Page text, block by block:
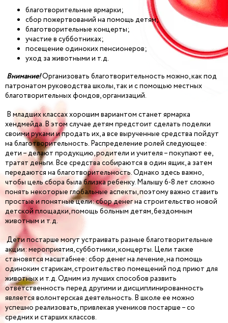
благотворительные ярмарки;
сбор пожертвований на помощь детям;
благотворительные концерты;
участие в субботниках;
посещение одиноких пенсионеров;
уход за животными и т.д.
Внимание!Организовать благотворительность можно, как под
патронатом руководства школы, так и с помощью местных
благотворительных фондов, организаций.
В младших классах хорошим вариантом станет ярмарка
хендмейда. В этом случае детям предстоит сделать поделки
своими руками и продать их, а все вырученные средства пойдут
на благотворительность. Распределение ролей следующее:
дети – делают продукцию, родители и учителя – покупают ее,
тратят деньги. Все средства собираются в один ящик, а затем
передаются на благотворительность. Однако здесь важно,
чтобы цель сбора была близка ребенку. Малышу 6-8 лет сложно
понять некоторые глобальные аспекты, поэтому важно ставить
простые и понятные цели: сбор денег на строительство новой
детской площадки, помощь больным детям, бездомным
животным и т.д.
Дети постарше могут устраивать разные благотворительные
акции: мероприятия, субботники, концерты. Цели также
становятся масштабнее: сбор денег на лечение, на помощь
одиноким старикам, строительство помещений под приют для
животных и т.д. Одним из лучших способов развить
ответственность перед другими и дисциплинированность
является волонтерская деятельность. В школе ее можно
успешно реализовать, привлекая учеников постарше – со
средних и старших классов.